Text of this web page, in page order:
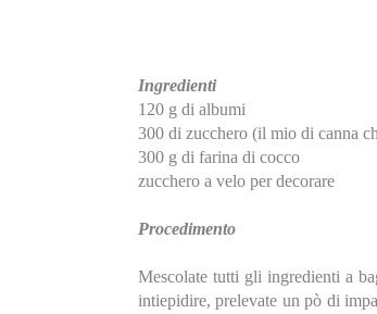
Ingredienti
120 g di albumi
300 di zucchero (il mio di canna
300 g di farina di cocco
zucchero a velo per decorare
Procedimento
Mescolate tutti gli ingredienti a
intiepidire, prelevate un pò di